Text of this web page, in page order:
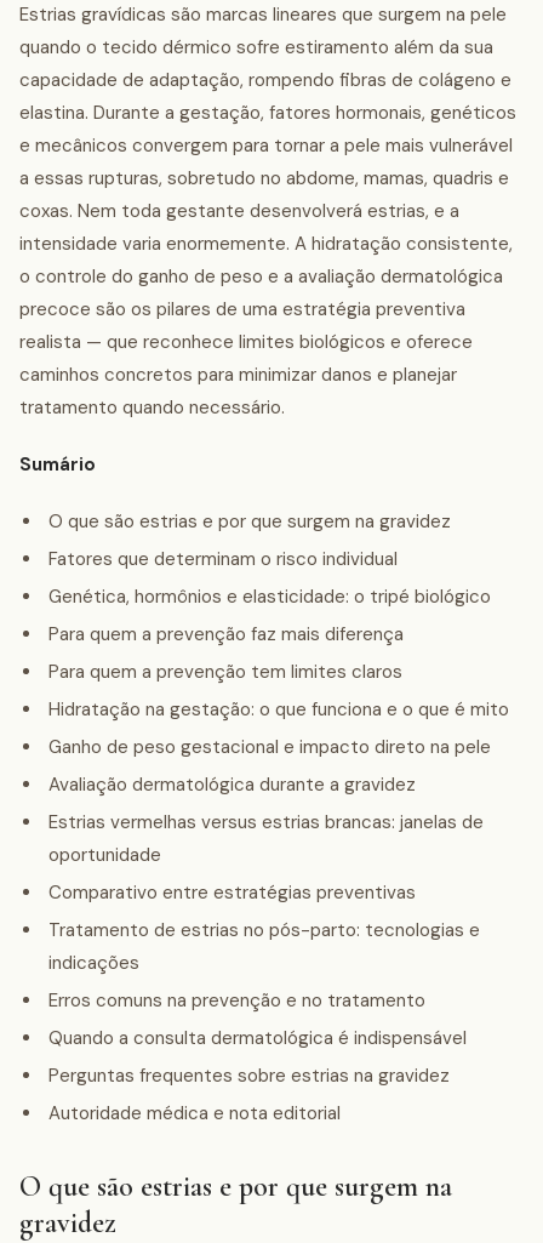
Estrias gravídicas são marcas lineares que surgem na pele
quando o tecido dérmico sofre estiramento além da sua
capacidade de adaptação, rompendo fibras de colágeno e
elastina. Durante a gestação, fatores hormonais, genéticos
e mecânicos convergem para tornar a pele mais vulnerável
a essas rupturas, sobretudo no abdome, mamas, quadris e
coxas. Nem toda gestante desenvolverá estrias, e a
intensidade varia enormemente. A hidratação consistente,
o controle do ganho de peso e a avaliação dermatológica
precoce são os pilares de uma estratégia preventiva
realista — que reconhece limites biológicos e oferece
caminhos concretos para minimizar danos e planejar
tratamento quando necessário.
Sumário
O que são estrias e por que surgem na gravidez
Fatores que determinam o risco individual
Genética, hormônios e elasticidade: o tripé biológico
Para quem a prevenção faz mais diferença
Para quem a prevenção tem limites claros
Hidratação na gestação: o que funciona e o que é mito
Ganho de peso gestacional e impacto direto na pele
Avaliação dermatológica durante a gravidez
Estrias vermelhas versus estrias brancas: janelas de
oportunidade
Comparativo entre estratégias preventivas
Tratamento de estrias no pós-parto: tecnologias e
indicações
Erros comuns na prevenção e no tratamento
Quando a consulta dermatológica é indispensável
Perguntas frequentes sobre estrias na gravidez
Autoridade médica e nota editorial
O que são estrias e por que surgem na
gravidez